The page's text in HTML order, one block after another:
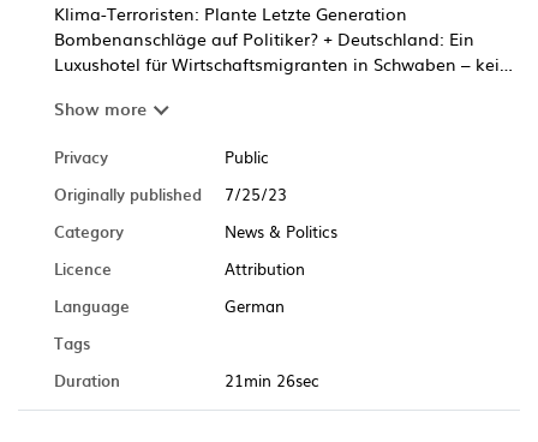
Klima-Terroristen: Plante Letzte Generation
Bombenanschläge auf Politiker? + Deutschland: Ein
Luxushotel für Wirtschaftsmigranten in Schwaben – kein
Hafenecker rügt oberösterreichische Parteifreunde
Show more
Privacy
Public
Originally published
7/25/23
Category
News & Politics
Licence
Attribution
Language
German
Tags
Duration
21min 26sec